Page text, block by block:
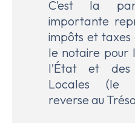
C’est la
importante
impôts et
le notaire pour
l’État et des
Locales (le
reverse au